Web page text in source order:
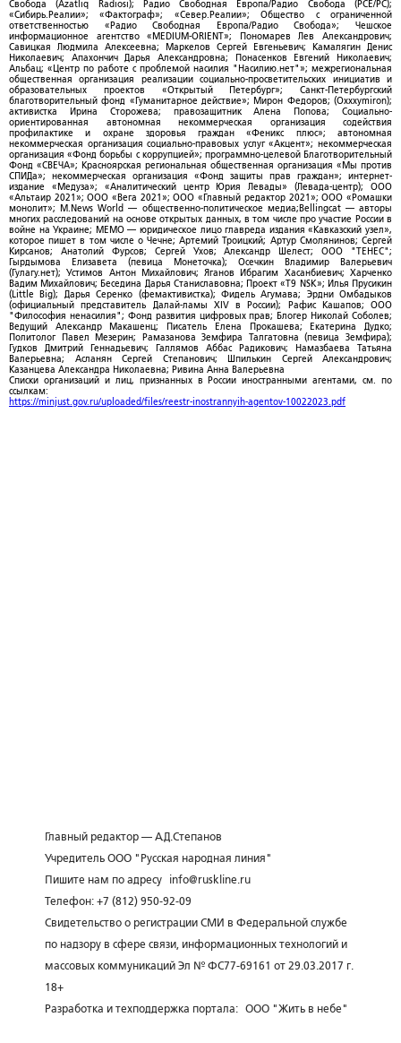
Свобода (Azatliq Radiosi); Радио Свободная Европа/Радио Свобода (PCE/PC);
«Сибирь.Реалии»; «Фактограф»; «Север.Реалии»; Общество с ограниченной
ответственностью «Радио Свободная Европа/Радио Свобода»; Чешское
информационное агентство «MEDIUM-ORIENT»; Пономарев Лев Александрович;
Савицкая Людмила Алексеевна; Маркелов Сергей Евгеньевич; Камалягин Денис
Николаевич; Апахончич Дарья Александровна; Понасенков Евгений Николаевич;
Альбац; «Центр по работе с проблемой насилия "Насилию.нет"»; межрегиональная
общественная организация реализации социально-просветительских инициатив и
образовательных проектов «Открытый Петербург»; Санкт-Петербургский
благотворительный фонд «Гуманитарное действие»; Мирон Федоров; (Oxxxymiron);
активистка Ирина Сторожева; правозащитник Алена Попова; Социально-
ориентированная автономная некоммерческая организация содействия
профилактике и охране здоровья граждан «Феникс плюс»; автономная
некоммерческая организация социально-правовых услуг «Акцент»; некоммерческая
организация «Фонд борьбы с коррупцией»; программно-целевой Благотворительный
Фонд «СВЕЧА»; Красноярская региональная общественная организация «Мы против
СПИДа»; некоммерческая организация «Фонд защиты прав граждан»; интернет-
издание «Медуза»; «Аналитический центр Юрия Левады» (Левада-центр); ООО
«Альтаир 2021»; ООО «Вега 2021»; ООО «Главный редактор 2021»; ООО «Ромашки
монолит»; M.News World — общественно-политическое медиа;Bellingcat — авторы
многих расследований на основе открытых данных, в том числе про участие России в
войне на Украине; МЕМО — юридическое лицо главреда издания «Кавказский узел»,
которое пишет в том числе о Чечне; Артемий Троицкий; Артур Смолянинов; Сергей
Кирсанов; Анатолий Фурсов; Сергей Ухов; Александр Шелест; ООО "ТЕНЕС";
Гырдымова Елизавета (певица Монеточка); Осечкин Владимир Валерьевич
(Гулагу.нет); Устимов Антон Михайлович; Яганов Ибрагим Хасанбиевич; Харченко
Вадим Михайлович; Беседина Дарья Станиславовна; Проект «T9 NSK»; Илья Прусикин
(Little Big); Дарья Серенко (фемактивистка); Фидель Агумава; Эрдни Омбадыков
(официальный представитель Далай-ламы XIV в России); Рафис Кашапов; ООО
"Философия ненасилия"; Фонд развития цифровых прав; Блогер Николай Соболев;
Ведущий Александр Макашенц; Писатель Елена Прокашева; Екатерина Дудко;
Политолог Павел Мезерин; Рамазанова Земфира Талгатовна (певица Земфира);
Гудков Дмитрий Геннадьевич; Галлямов Аббас Радикович; Намазбаева Татьяна
Валерьевна; Асланян Сергей Степанович; Шпилькин Сергей Александрович;
Казанцева Александра Николаевна; Ривина Анна Валерьевна
Списки организаций и лиц, признанных в России иностранными агентами, см. по
ссылкам:
https://minjust.gov.ru/uploaded/files/reestr-inostrannyih-agentov-10022023.pdf
Главный редактор — А.Д.Степанов
Учредитель ООО "Русская народная линия"
Пишите нам по адресу
info@ruskline.ru
Телефон: +7 (812) 950-92-09
Свидетельство о регистрации СМИ в Федеральной службе
по надзору в сфере связи, информационных технологий и
массовых коммуникаций Эл № ФС77-69161 от 29.03.2017 г.
18+
Разработка и техподдержка портала: ООО "Жить в небе"